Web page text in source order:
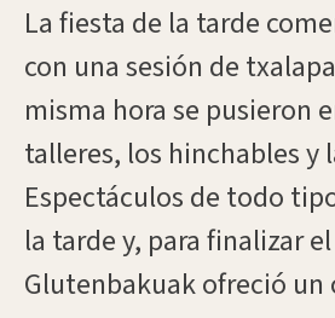
La fiesta de la tarde
con una sesión de
misma hora se pusieron
talleres, los hinchables y
Espectáculos de todo
la tarde y, para finalizar
Glutenbakuak ofreció un